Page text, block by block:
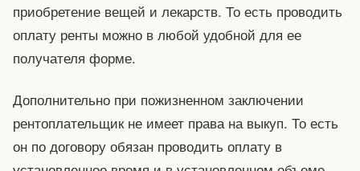
приобретение вещей и лекарств. То есть проводить
оплату ренты можно в любой удобной для ее
получателя форме.
Дополнительно при пожизненном заключении
рентоплательщик не имеет права на выкуп. То есть
он по договору обязан проводить оплату в